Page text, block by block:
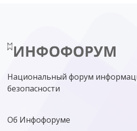
МИНЦИФРЫ РОССИИ NGFW
Национальный форум
безопасности
Об Инфофоруме